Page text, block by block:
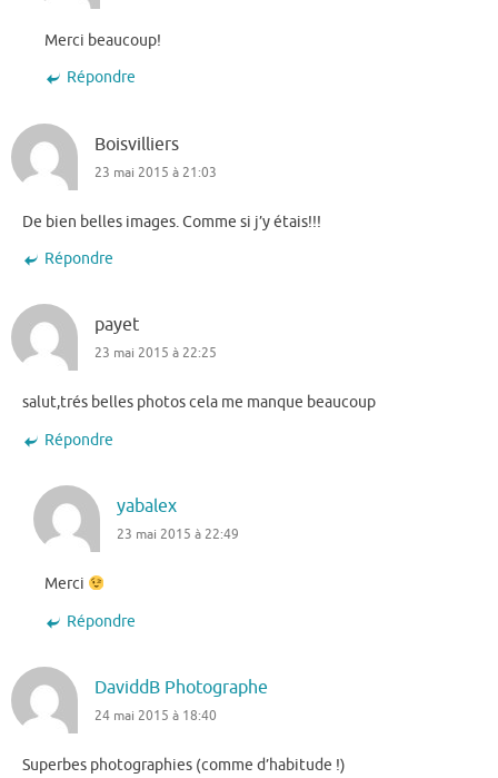
Merci beaucoup!
Répondre
Boisvilliers
23 mai 2015 à 21:03
De bien belles images. Comme si j’y étais!!!
Répondre
payet
23 mai 2015 à 22:25
salut,trés belles photos cela me manque beaucoup
Répondre
yabalex
23 mai 2015 à 22:49
Merci
Répondre
DaviddB Photographe
24 mai 2015 à 18:40
Superbes photographies (comme d’habitude !)